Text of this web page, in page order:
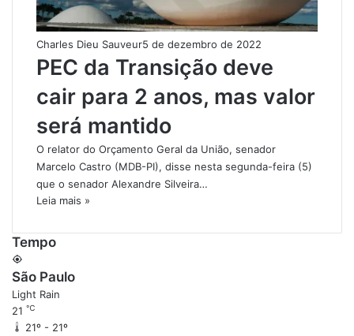
Charles Dieu Sauveur5 de dezembro de 2022
PEC da Transição deve
cair para 2 anos, mas valor
será mantido
O relator do Orçamento Geral da União, senador
Marcelo Castro (MDB-PI), disse nesta segunda-feira (5)
que o senador Alexandre Silveira…
Leia mais »
Tempo
São Paulo
Light Rain
21 ℃
21º - 21º